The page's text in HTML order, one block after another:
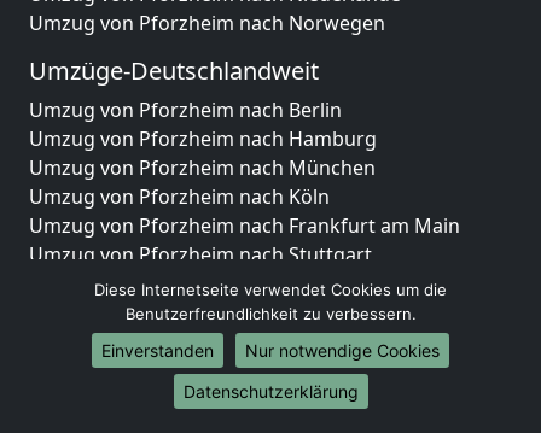
Umzug von Pforzheim nach Norwegen
Umzüge-Deutschlandweit
Umzug von Pforzheim nach Berlin
Umzug von Pforzheim nach Hamburg
Umzug von Pforzheim nach München
Umzug von Pforzheim nach Köln
Umzug von Pforzheim nach Frankfurt am Main
Umzug von Pforzheim nach Stuttgart
Umzug von Pforzheim nach Düsseldorf
Umzug von Pforzheim nach Leipzig
Umzug von Pforzheim nach Dortmund
Umzug von Pforzheim nach Essen
Umzug von Pforzheim nach Bremen
Diese Internetseite verwendet Cookies um die
Benutzerfreundlichkeit zu verbessern.
Einverstanden
Nur notwendige Cookies
Datenschutzerklärung